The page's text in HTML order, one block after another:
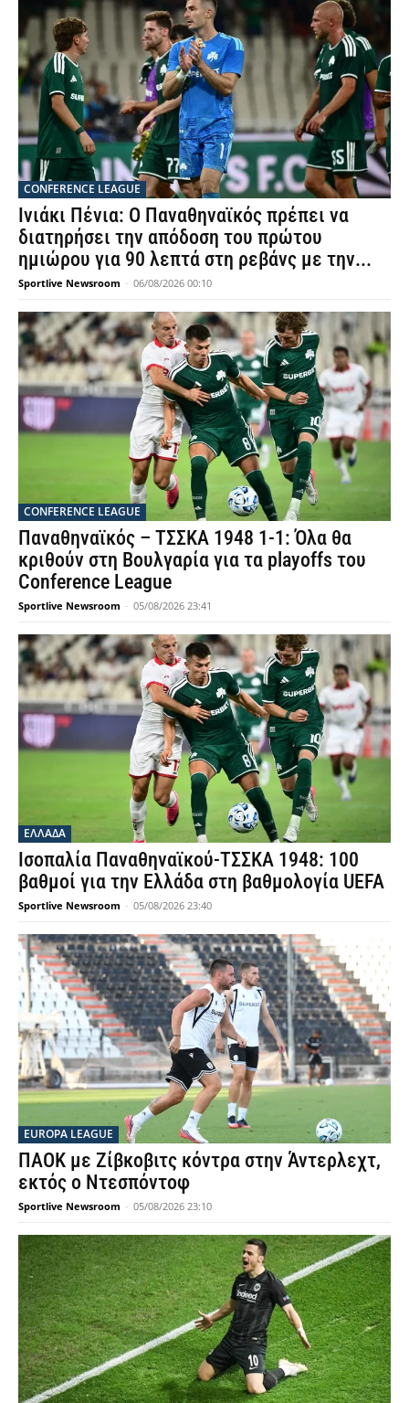
CONFERENCE LEAGUE
Ινιάκι Πένια: Ο Παναθηναϊκός πρέπει να
διατηρήσει την απόδοση του πρώτου
ημιώρου για 90 λεπτά στη ρεβάνς με την...
Sportlive Newsroom - 06/08/2026 00:10
CONFERENCE LEAGUE
Παναθηναϊκός – ΤΣΣΚΑ 1948 1-1: Όλα θα
κριθούν στη Βουλγαρία για τα playoffs του
Conference League
Sportlive Newsroom - 05/08/2026 23:41
ΕΛΛΑΔΑ
Ισοπαλία Παναθηναϊκού-ΤΣΣΚΑ 1948: 100
βαθμοί για την Ελλάδα στη βαθμολογία UEFA
Sportlive Newsroom - 05/08/2026 23:40
EUROPA LEAGUE
ΠΑΟΚ με Ζίβκοβιτς κόντρα στην Άντερλεχτ,
εκτός ο Ντεσπόντοφ
Sportlive Newsroom - 05/08/2026 23:10